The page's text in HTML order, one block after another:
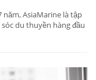
AsiaMarine là tập
du thuyền hàng đầu